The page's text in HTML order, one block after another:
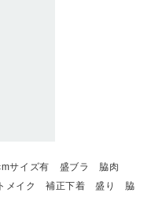
サイズ有 盛ブラ 脇肉
メイク 補正下着 盛り 脇